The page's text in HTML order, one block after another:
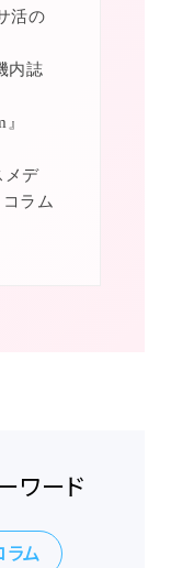
活の
内誌
メデ
ラム
ワード
ム